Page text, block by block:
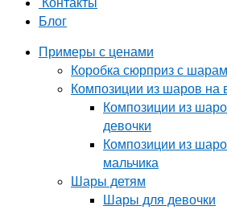
Блог
Примеры с ценами
Коробка сюрприз с
Композиции из шаров на
Композиции из
девочки
Композиции из
мальчика
Шары детям
Шары для девочки